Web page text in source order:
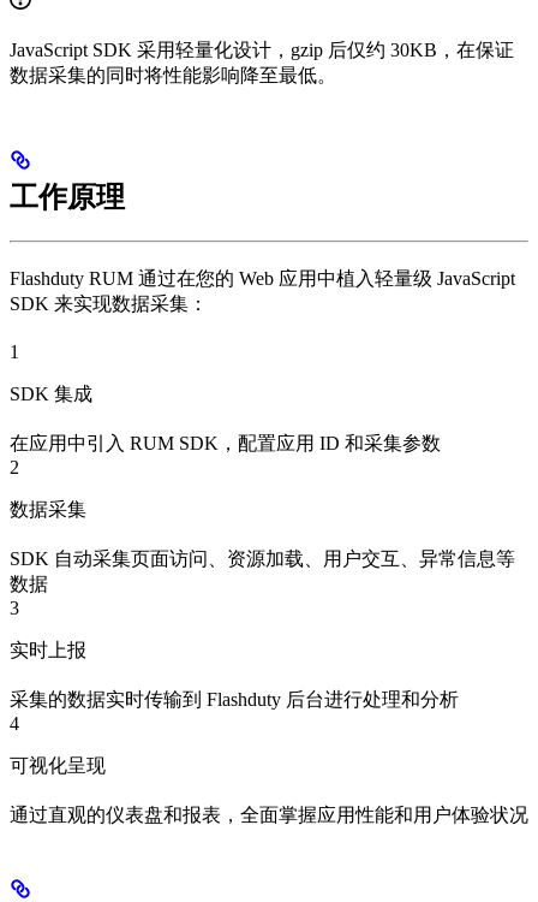
JavaScript SDK 采用轻量化设计，gzip 后仅约 30KB，在保证
数据采集的同时将性能影响降至最低。
工作原理
Flashduty RUM 通过在您的 Web 应用中植入轻量级 JavaScript
SDK 来实现数据采集：
1
SDK 集成
在应用中引入 RUM SDK，配置应用 ID 和采集参数
2
数据采集
SDK 自动采集页面访问、资源加载、用户交互、异常信息等
数据
3
实时上报
采集的数据实时传输到 Flashduty 后台进行处理和分析
4
可视化呈现
通过直观的仪表盘和报表，全面掌握应用性能和用户体验状况